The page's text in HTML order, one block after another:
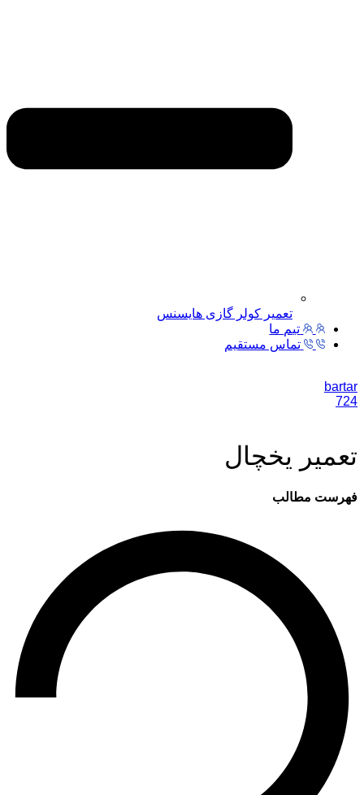
تعمیر کولر گازی هایسنس
تیم ما
تماس مستقیم
bartar
724
تعمیر یخچال
فهرست مطالب